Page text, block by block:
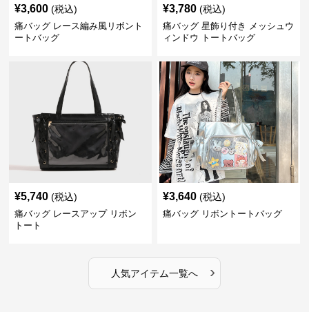
¥3,600 (税込)
痛バッグ レース編み風リボント
ートバッグ
¥3,780 (税込)
痛バッグ 星飾り付き メッシュウ
ィンドウ トートバッグ
¥5,740 (税込)
痛バッグ レースアップ リボン
トート
¥3,640 (税込)
痛バッグ リボントートバッグ
人気アイテム一覧へ ›